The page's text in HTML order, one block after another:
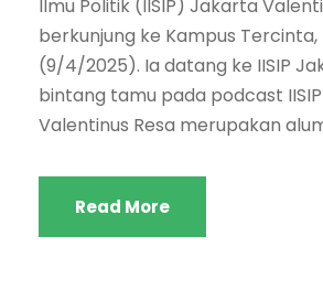
Ilmu Politik (IISIP) Jakarta
berkunjung ke Kampus Tercinta,
(9/4/2025). Ia datang ke IISIP
bintang tamu pada podcast
Valentinus Resa merupakan
Read More